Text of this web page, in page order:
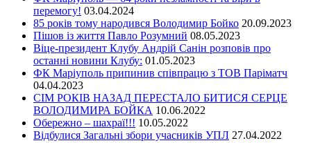
перемогу! 03.04.2024
85 років тому народився Володимир Бойко 20.09.2023
Пішов із життя Павло Розумний 08.05.2023
Віце-президент Клубу Андрій Санін розповів про
останні новини Клубу: 01.05.2023
ФК Маріуполь припинив співпрацю з ТОВ Паріматч
04.04.2023
СІМ РОКІВ НАЗАД ПЕРЕСТАЛО БИТИСЯ СЕРЦЕ
ВОЛОДИМИРА БОЙКА 10.06.2022
Обережно – шахраї!!! 10.05.2022
Відбулися Загальні збори учасників УПЛ 27.04.2022